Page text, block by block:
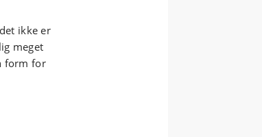
ikke er
meget
form for